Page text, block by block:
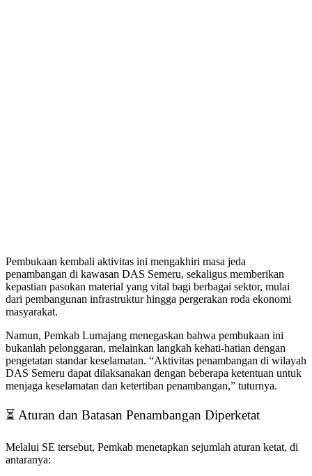
​Pembukaan kembali aktivitas ini mengakhiri masa jeda
penambangan di kawasan DAS Semeru, sekaligus memberikan
kepastian pasokan material yang vital bagi berbagai sektor, mulai
dari pembangunan infrastruktur hingga pergerakan roda ekonomi
masyarakat.
​Namun, Pemkab Lumajang menegaskan bahwa pembukaan ini
bukanlah pelonggaran, melainkan langkah kehati-hatian dengan
pengetatan standar keselamatan. “Aktivitas penambangan di wilayah
DAS Semeru dapat dilaksanakan dengan beberapa ketentuan untuk
menjaga keselamatan dan ketertiban penambangan,” tuturnya.
​⏳ Aturan dan Batasan Penambangan Diperketat
​Melalui SE tersebut, Pemkab menetapkan sejumlah aturan ketat, di
antaranya: